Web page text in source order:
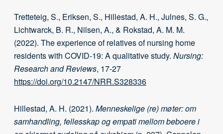
Tretteteig, S., Eriksen, S., Hillestad, A. H., Julnes, S. G.,
Lichtwarck, B. R., Nilsen, A., & Rokstad, A. M. M.
(2022). The experience of relatives of nursing home
residents with COVID-19: A qualitative study. Nursing:
Research and Reviews, 17-27
https://doi.org/10.2147/NRR.S328336
Hillestad, A. H. (2021). Menneskelige (re) møter: om
samhandling, fellesskap og empati mellom beboere i